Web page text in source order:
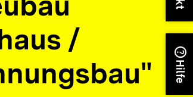
/
help
Hilfe